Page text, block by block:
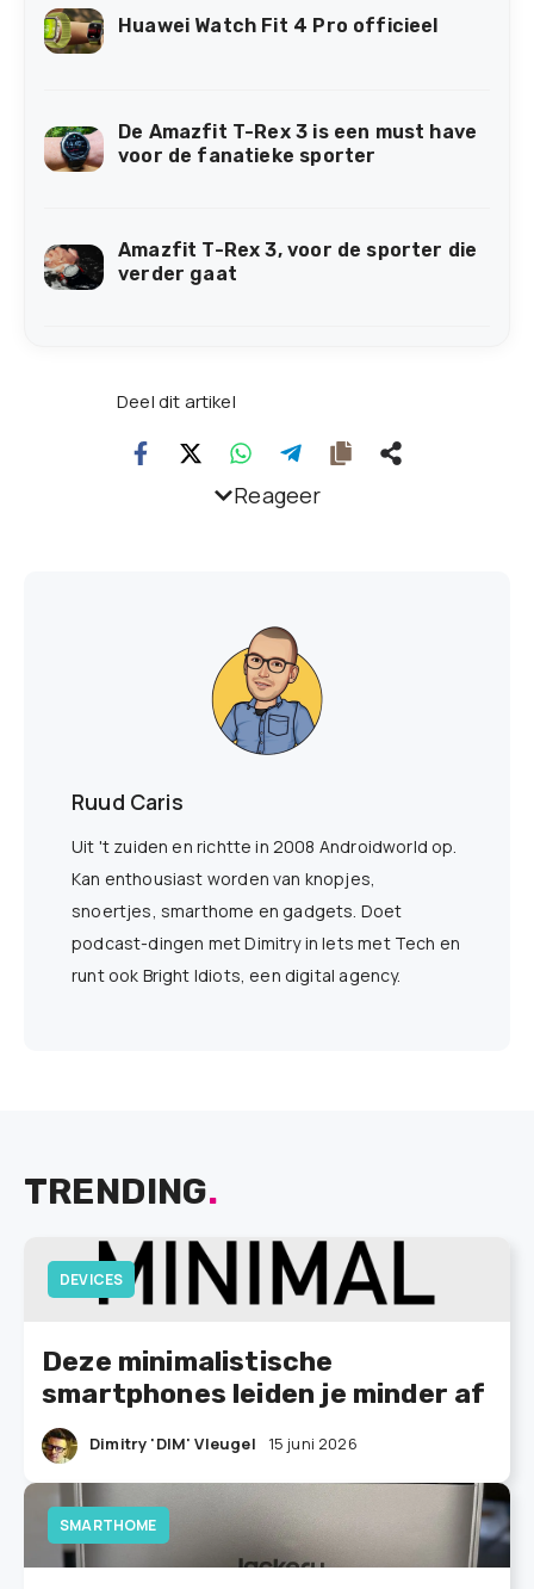
Huawei Watch Fit 4 Pro officieel
De Amazfit T-Rex 3 is een must have
voor de fanatieke sporter
Amazfit T-Rex 3, voor de sporter die
verder gaat
Deel dit artikel
Reageer
Ruud Caris
Uit 't zuiden en richtte in 2008 Androidworld op.
Kan enthousiast worden van knopjes,
snoertjes, smarthome en gadgets. Doet
podcast-dingen met Dimitry in Iets met Tech en
runt ook Bright Idiots, een digital agency.
TRENDING.
DEVICES
Deze minimalistische
smartphones leiden je minder af
Dimitry 'DIM' Vleugel 15 juni 2026
SMARTHOME